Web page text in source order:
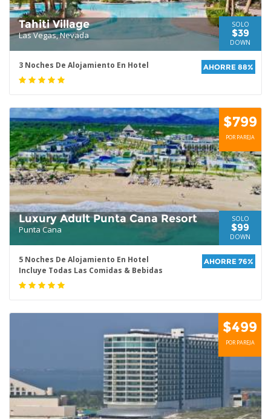
Tahiti Village
Las Vegas, Nevada
SOLO
$39
DOWN
3 Noches De Alojamiento En Hotel AHORRE 88%
$799
POR PAREJA
Luxury Adult Punta Cana Resort
Punta Cana
SOLO
$99
DOWN
5 Noches De Alojamiento En Hotel
Incluye Todas Las Comidas & Bebidas
AHORRE 76%
$499
POR PAREJA